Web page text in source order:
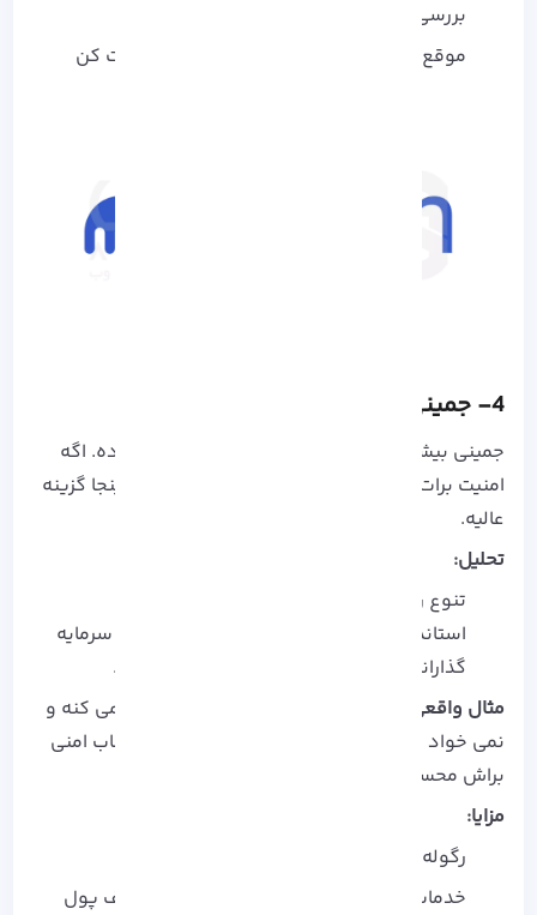
بررسی کن
موقع مارجین ترید، حتماً ریسک‌ ها رو مدیریت کن
4- جمینی (Gemini)
جمینی بیشتر روی امنیت و رعایت قوانین تمرکز کرده. اگه
امنیت برات مهمه و می‌ خوای خیالت راحت باشه، اینجا گزینه
عالیه.
تحلیل:
تنوع رمزارزها کمتره، اما قوانین سختگیرانه و
استانداردهای امنیتی بالا باعث میشه مناسب سرمایه‌
گذارانی باشه که دنبال آرامش ذهنی هستن.
مثال واقعی:
کسی که سرمایه زیادی وارد کریپتو می‌ کنه و
نمی‌ خواد نگران قانون یا امنیت باشه، جمینی انتخاب امنی
براش محسوب میشه.
مزایا:
رگوله‌ شده و امن
خدمات اسپات، استیکینگ، کارت کریپتو و کیف پول